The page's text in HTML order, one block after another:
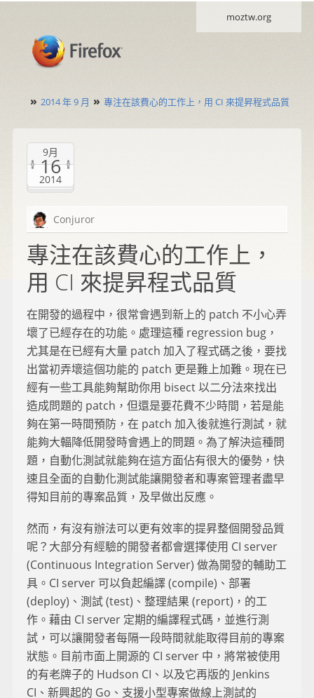
moztw.org
» 2014 年 9 月 » 專注在該費心的工作上，用 CI 來提昇程式品質
9月
16
2014
Conjuror
專注在該費心的工作上，
用 CI 來提昇程式品質
在開發的過程中，很常會遇到新上的 patch 不小心弄
壞了已經存在的功能。處理這種 regression bug，
尤其是在已經有大量 patch 加入了程式碼之後，要找
出當初弄壞這個功能的 patch 更是難上加難。現在已
經有一些工具能夠幫助你用 bisect 以二分法來找出
造成問題的 patch，但還是要花費不少時間，若是能
夠在第一時間預防，在 patch 加入後就進行測試，就
能夠大輻降低開發時會遇上的問題。為了解決這種問
題，自動化測試就能夠在這方面佔有很大的優勢，快
速且全面的自動化測試能讓開發者和專案管理者盡早
得知目前的專案品質，及早做出反應。
然而，有沒有辦法可以更有效率的提昇整個開發品質
呢？大部分有經驗的開發者都會選擇使用 CI server
(Continuous Integration Server) 做為開發的輔助工
具。CI server 可以負起編譯 (compile)、部署
(deploy)、測試 (test)、整理結果 (report)，的工
作。藉由 CI server 定期的編譯程式碼，並進行測
試，可以讓開發者每隔一段時間就能取得目前的專案
狀態。目前市面上開源的 CI server 中，將常被使用
的有老牌子的 Hudson CI、以及它再版的 Jenkins
CI、新興起的 Go、支援小型專案做線上測試的